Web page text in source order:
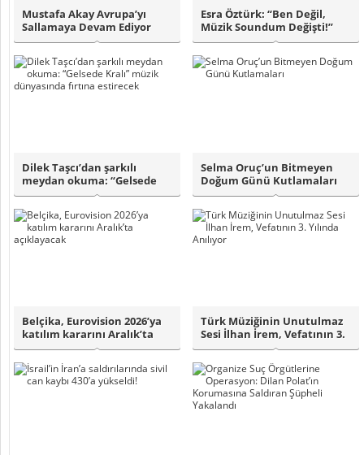
Mustafa Akay Avrupa’yı
Sallamaya Devam Ediyor
Esra Öztürk: “Ben Değil,
Müzik Soundum Değişti!”
Dilek Taşcı’dan şarkılı
meydan okuma: “Gelsede
Kralı” müzik ..
Selma Oruç’un Bitmeyen
Doğum Günü Kutlamaları
Belçika, Eurovision 2026’ya
katılım kararını Aralık’ta
açıkl..
Türk Müziğinin Unutulmaz
Sesi İlhan İrem, Vefatının 3.
Yılın..